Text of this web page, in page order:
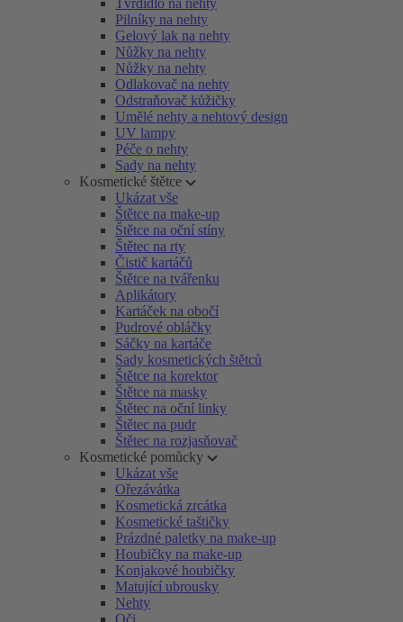
Tvrdidlo na nehty
Pilníky na nehty
Gelový lak na nehty
Nůžky na nehty
Nůžky na nehty
Odlakovač na nehty
Odstraňovač kůžičky
Umělé nehty a nehtový design
UV lampy
Péče o nehty
Sady na nehty
Kosmetické štětce
Ukázat vše
Štětce na make-up
Štětce na oční stíny
Štětec na rty
Čistič kartáčů
Štětce na tvářenku
Aplikátory
Kartáček na obočí
Pudrové obláčky
Sáčky na kartáče
Sady kosmetických štětců
Štětce na korektor
Štětce na masky
Štětec na oční linky
Štětec na pudr
Štětec na rozjasňovač
Kosmetické pomůcky
Ukázat vše
Ořezávátka
Kosmetická zrcátka
Kosmetické taštičky
Prázdné paletky na make-up
Houbičky na make-up
Konjakové houbičky
Matující ubrousky
Nehty
Oči